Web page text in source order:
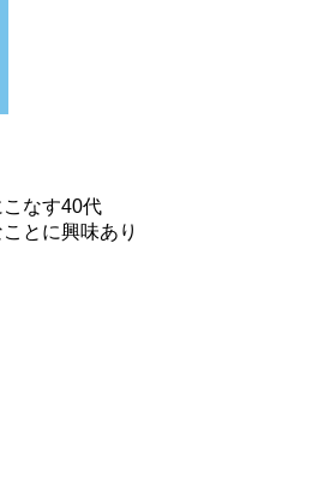
なす40代
とに興味あり